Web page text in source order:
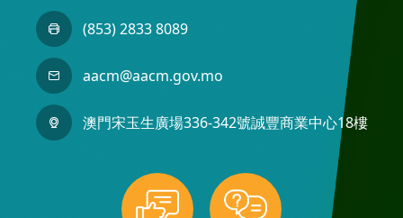
(853) 2833 8089
aacm@aacm.gov.mo
澳門宋玉生廣場336-342號誠豐商業中心18樓